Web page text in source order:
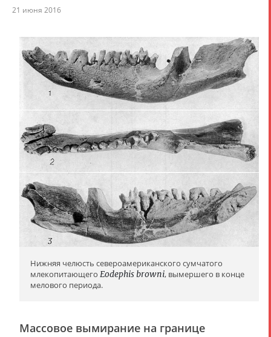
21 июня 2016
Нижняя челюсть североамериканского сумчатого
млекопитающего Eodephis browni, вымершего в конце
мелового периода.
Массовое вымирание на границе